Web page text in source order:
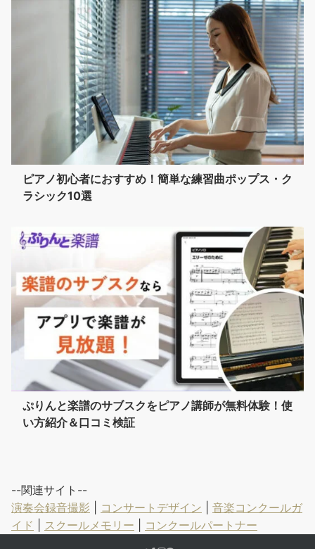
ピアノ初心者におすすめ！簡単な練習曲ポップス・ク
ラシック10選
ぷりんと楽譜のサブスクをピアノ講師が無料体験！使
い方紹介＆口コミ検証
--関連サイト--
演奏会録音撮影
コンサートデザイン
音楽コンクールガ
イド
スクールメモリー コンクールパートナー